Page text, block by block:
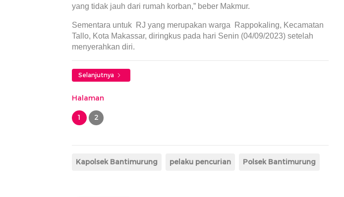
yang tidak jauh dari rumah korban,” beber Makmur.
Sementara untuk RJ yang merupakan warga Rappokaling, Kecamatan
Tallo, Kota Makassar, diringkus pada hari Senin (04/09/2023) setelah
menyerahkan diri.
Selanjutnya
Halaman
1 2
Kapolsek Bantimurung pelaku pencurian Polsek Bantimurung